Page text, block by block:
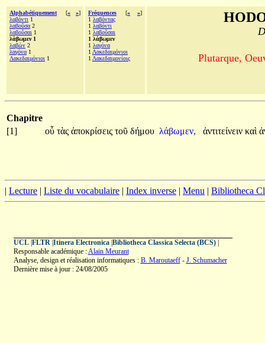
Alphabétiquement [« »]
λαβόντι 1
λαβοῦσα 2
λαβοῦσαι 1
λάβωμεν 1
λαβὼν 2
λαγόνα 1
Λακεδαιμόνιοι 1
Fréquences [« »]
1 λαβόντας
1 λαβόντι
1 λαβοῦσαι
1 λάβωμεν
1 λαγόνα
1 Λακεδαιμόνιοι
1 Λακεδαιμονίοις Plutarque,
Chapitre
[1]
οὗ τὰς ἀποκρίσεις τοῦ δήμου λάβωμεν, ἀντιτείνειν καὶ
| Lecture | Liste du vocabulaire | Index inverse | Menu | Bibliotheca
UCL| FLTR| Itinera Electronica| Bibliotheca Classica Selecta (BCS)|
Responsable académique :Alain Meurant
Analyse, design et réalisation informatiques : B. Maroutaeff- J. Schumacher
Dernière mise à jour : 24/08/2005